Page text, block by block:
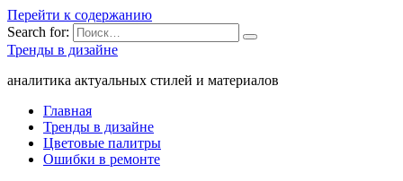
Перейти к содержанию
Search for:
Тренды в дизайне
аналитика актуальных стилей и материалов
Главная
Тренды в дизайне
Цветовые палитры
Ошибки в ремонте